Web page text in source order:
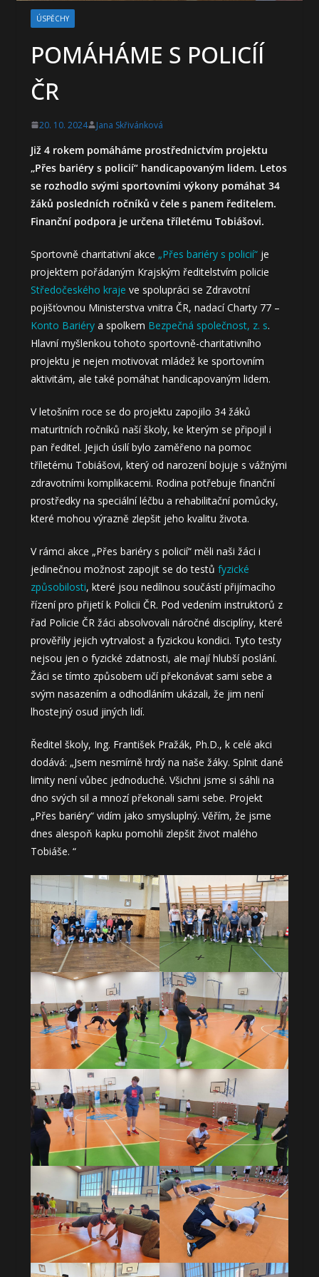
ÚSPĚCHY
POMÁHÁME S POLICÍÍ
ČR
20. 10. 2024 Jana Skřivánková
Již 4 rokem pomáháme prostřednictvím projektu
„Přes bariéry s policií“ handicapovaným lidem. Letos
se rozhodlo svými sportovními výkony pomáhat 34
žáků posledních ročníků v čele s panem ředitelem.
Finanční podpora je určena tříletému Tobiášovi.
Sportovně charitativní akce „Přes bariéry s policií“je
projektem pořádaným Krajským ředitelstvím policie
Středočeského kraje ve spolupráci se Zdravotní
pojišťovnou Ministerstva vnitra ČR, nadací Charty 77 –
Konto Bariérya spolkem Bezpečná společnost, z. s.
Hlavní myšlenkou tohoto sportovně-charitativního
projektu je nejen motivovat mládež ke sportovním
aktivitám, ale také pomáhat handicapovaným lidem.
V letošním roce se do projektu zapojilo 34 žáků
maturitních ročníků naší školy, ke kterým se připojil i
pan ředitel. Jejich úsilí bylo zaměřeno na pomoc
tříletému Tobiášovi, který od narození bojuje s vážnými
zdravotními komplikacemi. Rodina potřebuje finanční
prostředky na speciální léčbu a rehabilitační pomůcky,
které mohou výrazně zlepšit jeho kvalitu života.
V rámci akce „Přes bariéry s policií“ měli naši žáci i
jedinečnou možnost zapojit se do testů fyzické
způsobilosti, které jsou nedílnou součástí přijímacího
řízení pro přijetí k Policii ČR. Pod vedením instruktorů z
řad Policie ČR žáci absolvovali náročné disciplíny, které
prověřily jejich vytrvalost a fyzickou kondici. Tyto testy
nejsou jen o fyzické zdatnosti, ale mají hlubší poslání.
Žáci se tímto způsobem učí překonávat sami sebe a
svým nasazením a odhodláním ukázali, že jim není
lhostejný osud jiných lidí.
Ředitel školy, Ing. František Pražák, Ph.D., k celé akci
dodává: „Jsem nesmírně hrdý na naše žáky. Splnit dané
limity není vůbec jednoduché. Všichni jsme si sáhli na
dno svých sil a mnozí překonali sami sebe. Projekt
„Přes bariéry“ vidím jako smysluplný. Věřím, že jsme
dnes alespoň kapku pomohli zlepšit život malého
Tobiáše. “